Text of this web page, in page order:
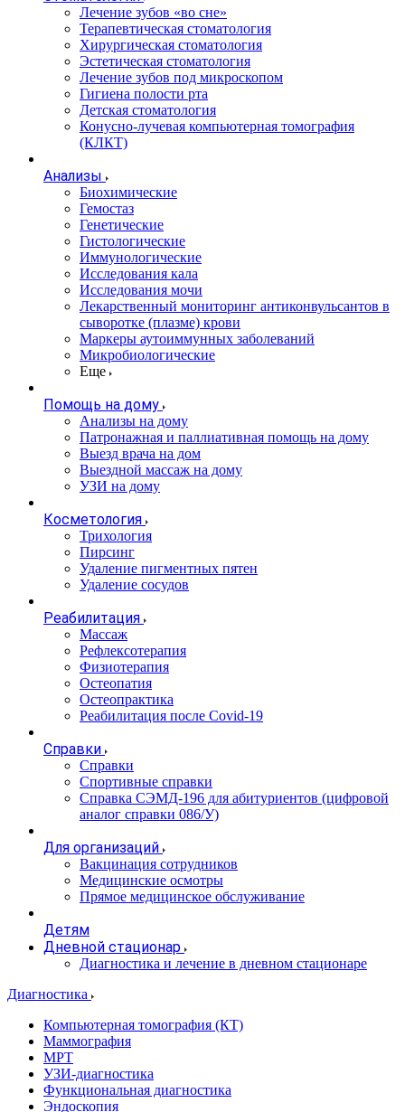
Лечение зубов «во сне»
Терапевтическая стоматология
Хирургическая стоматология
Эстетическая стоматология
Лечение зубов под микроскопом
Гигиена полости рта
Детская стоматология
Конусно-лучевая компьютерная томография
(КЛКТ)
Анализы
Биохимические
Гемостаз
Генетические
Гистологические
Иммунологические
Исследования кала
Исследования мочи
Лекарственный мониторинг антиконвульсантов в
сыворотке (плазме) крови
Маркеры аутоиммунных заболеваний
Микробиологические
Еще
Помощь на дому
Анализы на дому
Патронажная и паллиативная помощь на дому
Выезд врача на дом
Выездной массаж на дому
УЗИ на дому
Косметология
Трихология
Пирсинг
Удаление пигментных пятен
Удаление сосудов
Реабилитация
Массаж
Рефлексотерапия
Физиотерапия
Остеопатия
Остеопрактика
Реабилитация после Covid-19
Справки
Справки
Спортивные справки
Справка СЭМД‑196 для абитуриентов (цифровой
аналог справки 086/У)
Для организаций
Вакцинация сотрудников
Медицинские осмотры
Прямое медицинское обслуживание
Детям
Дневной стационар
Диагностика и лечение в дневном стационаре
Диагностика
Компьютерная томография (КТ)
Маммография
МРТ
УЗИ-диагностика
Функциональная диагностика
Эндоскопия